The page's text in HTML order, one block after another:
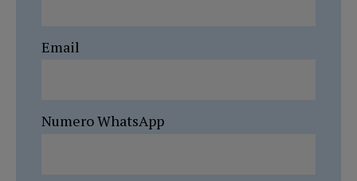
Email
Numero WhatsApp